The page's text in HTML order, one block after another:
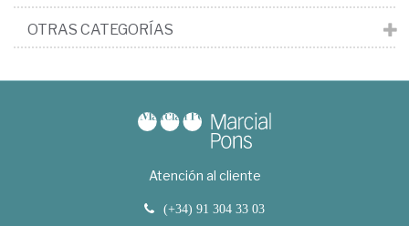
OTRAS CATEGORÍAS
Atención al cliente
(+34) 91 304 33 03